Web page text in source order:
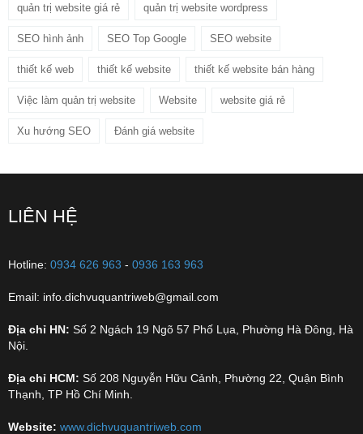
quản trị website giá rẻ quản trị website wordpress
SEO hình ảnh SEO Top Google SEO website
thiết kế web thiết kế website thiết kế website bán hàng
Việc làm quản trị website Website website giá rẻ
Xu hướng SEO Đánh giá website
LIÊN HỆ
Hotline: 0934 626 963 - 0936 163 963
Email: info.dichvuquantriweb@gmail.com
Địa chỉ HN: Số 2 Ngách 19 Ngõ 57 Phố Lụa, Phường Hà Đông, Hà
Nội.
Địa chỉ HCM: Số 208 Nguyễn Hữu Cảnh, Phường 22, Quận Bình
Thạnh, TP Hồ Chí Minh.
Website: www.dichvuquantriweb.com